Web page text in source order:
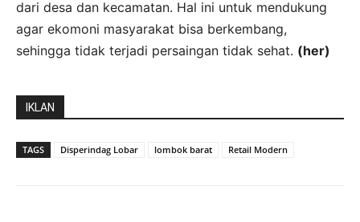
dari desa dan kecamatan. Hal ini untuk mendukung
agar ekomoni masyarakat bisa berkembang,
sehingga tidak terjadi persaingan tidak sehat. (her)
IKLAN
TAGS Disperindag Lobar lombok barat Retail Modern